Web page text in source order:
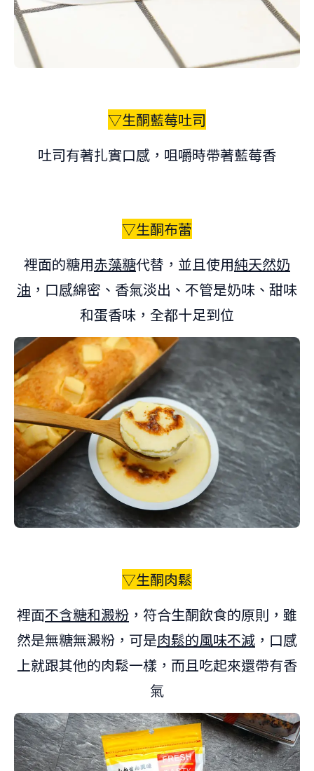
▽生酮藍莓吐司
吐司有著扎實口感，咀嚼時帶著藍莓香
▽生酮布蕾
裡面的糖用赤藻糖代替，並且使用純天然奶
油 ，口感綿密、香氣淡出、不管是奶味、甜味
和蛋香味，全都十足到位
▽生酮肉鬆
裡面不含糖和澱粉 ，符合生酮飲食的原則，雖
然是無糖無澱粉，可是肉鬆的風味不減 ，口感
上就跟其他的肉鬆一樣，而且吃起來還帶有香
氣